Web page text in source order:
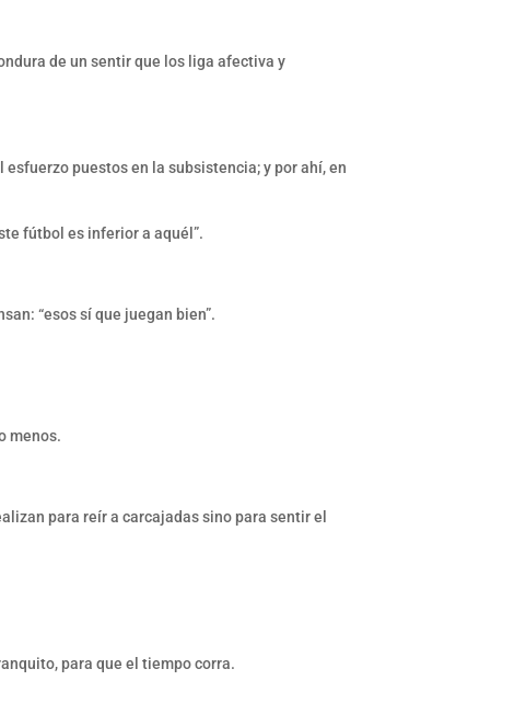
de un sentir que los liga afectiva y
puestos en la subsistencia; y por ahí, en
fútbol es inferior a aquél”.
“esos sí que juegan bien”.
menos.
para reír a carcajadas sino para sentir el
para que el tiempo corra.